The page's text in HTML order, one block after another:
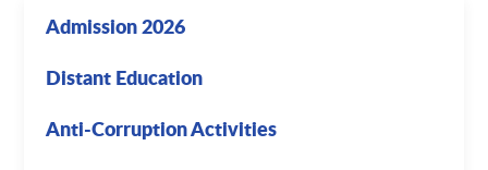
Admission 2026
Distant Education
Anti-Corruption Activities